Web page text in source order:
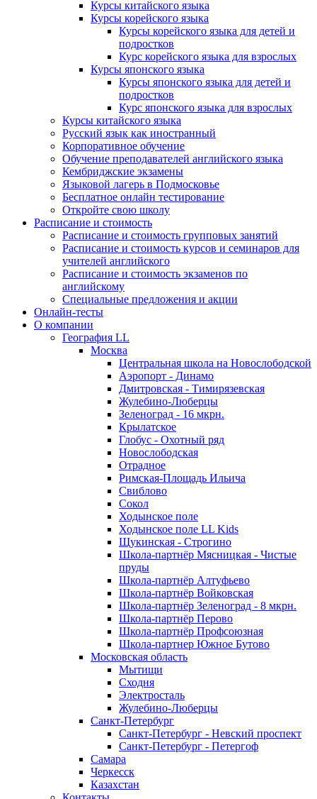
Курсы китайского языка
Курсы корейского языка
Курсы корейского языка для детей и
подростков
Курс корейского языка для взрослых
Курсы японского языка
Курсы японского языка для детей и
подростков
Курс японского языка для взрослых
Курсы китайского языка
Русский язык как иностранный
Корпоративное обучение
Обучение преподавателей английского языка
Кембриджские экзамены
Языковой лагерь в Подмосковье
Бесплатное онлайн тестирование
Откройте свою школу
Расписание и стоимость
Расписание и стоимость групповых занятий
Расписание и стоимость курсов и семинаров для
учителей английского
Расписание и стоимость экзаменов по
английскому
Специальные предложения и акции
Онлайн-тесты
О компании
География LL
Москва
Центральная школа на Новослободской
Аэропорт - Динамо
Дмитровская - Тимирязевская
Жулебино-Люберцы
Зеленоград - 16 мкрн.
Крылатское
Глобус - Охотный ряд
Новослободская
Отрадное
Римская-Площадь Ильича
Свиблово
Сокол
Ходынское поле
Ходынское поле LL Kids
Щукинская - Строгино
Школа-партнёр Мясницкая - Чистые
пруды
Школа-партнёр Алтуфьево
Школа-партнёр Войковская
Школа-партнёр Зеленоград - 8 мкрн.
Школа-партнёр Перово
Школа-партнёр Профсоюзная
Школа-партнер Южное Бутово
Московская область
Мытищи
Сходня
Электросталь
Жулебино-Люберцы
Санкт-Петербург
Санкт-Петербург - Невский проспект
Санкт-Петербург - Петергоф
Самара
Черкесск
Казахстан